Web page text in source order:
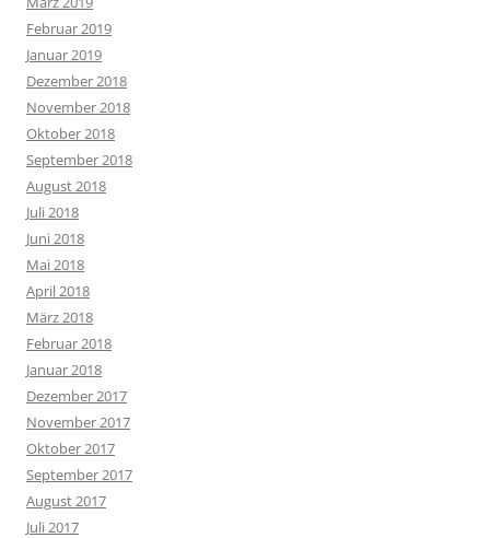
Februar 2019
Januar 2019
Dezember 2018
November 2018
Oktober 2018
September 2018
August 2018
Juli 2018
Juni 2018
Mai 2018
April 2018
März 2018
Februar 2018
Januar 2018
Dezember 2017
November 2017
Oktober 2017
September 2017
August 2017
Juli 2017